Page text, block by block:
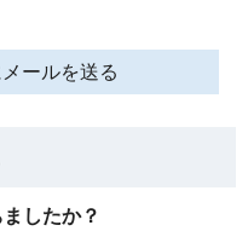
ールを送る
したか？